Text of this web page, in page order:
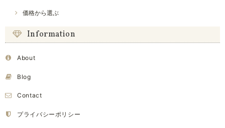
価格から選ぶ
Information
About
Blog
Contact
プライバシーポリシー